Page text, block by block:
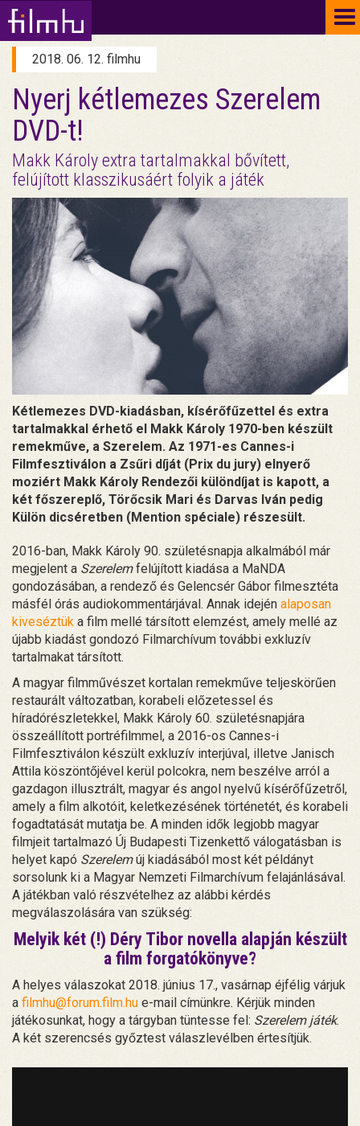
2018. 06. 12. filmhu
Nyerj kétlemezes Szerelem
DVD-t!
Makk Károly extra tartalmakkal bővített,
felújított klasszikusáért folyik a játék
Kétlemezes DVD-kiadásban, kísérőfűzettel és extra
tartalmakkal érhető el Makk Károly 1970-ben készült
remekműve, a Szerelem. Az 1971-es Cannes-i
Filmfesztiválon a Zsűri díját (Prix du jury) elnyerő
moziért Makk Károly Rendezői különdíjat is kapott, a
két főszereplő, Törőcsik Mari és Darvas Iván pedig
Külön dicséretben (Mention spéciale) részesült.
2016-ban, Makk Károly 90. születésnapja alkalmából már
megjelent a Szerelemfelújított kiadása a MaNDA
gondozásában, a rendező és Gelencsér Gábor filmesztéta
másfél órás audiokommentárjával. Annak idején alaposan
kiveséztük a film mellé társított elemzést, amely mellé az
újabb kiadást gondozó Filmarchívum további exkluzív
tartalmakat társított.
A magyar filmművészet kortalan remekműve teljeskörűen
restaurált változatban, korabeli előzetessel és
híradórészletekkel, Makk Károly 60. születésnapjára
összeállított portréfilmmel, a 2016-os Cannes-i
Filmfesztiválon készült exkluzív interjúval, illetve Janisch
Attila köszöntőjével kerül polcokra, nem beszélve arról a
gazdagon illusztrált, magyar és angol nyelvű kísérőfűzetről,
amely a film alkotóit, keletkezésének történetét, és korabeli
fogadtatását mutatja be. A minden idők legjobb magyar
filmjeit tartalmazó Új Budapesti Tizenkettő válogatásban is
helyet kapó Szerelemúj kiadásából most két példányt
sorsolunk ki a Magyar Nemzeti Filmarchívum felajánlásával.
A játékban való részvételhez az alábbi kérdés
megválaszolására van szükség:
Melyik két (!) Déry Tibor novella alapján készült
a film forgatókönyve?
A helyes válaszokat 2018. június 17., vasárnap éjfélig várjuk
a filmhu@forum.film.hu e-mail címünkre. Kérjük minden
játékosunkat, hogy a tárgyban tüntesse fel: Szerelem játék.
A két szerencsés győztest válaszlevélben értesítjük.